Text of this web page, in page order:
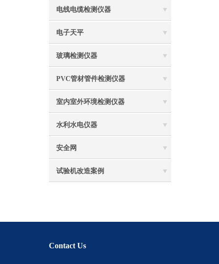
电线电缆检测仪器
电子天平
玻璃检测仪器
PVC管材管件检测仪器
室内室外环境检测仪器
水利水电仪器
安全网
试验机改造案例
Contact Us